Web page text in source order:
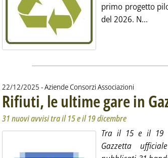
primo progetto
del 2026. N...
22/12/2025 - Aziende Consorzi Associazioni
Rifiuti, le ultime gare in
31 nuovi avvisi tra il 15 e il 19 dicembre
Tra il 15 e il 19
Gazzetta